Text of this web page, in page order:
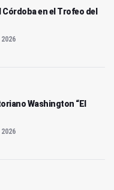
Córdoba en el Trofeo del
2026
Washington “El
2026